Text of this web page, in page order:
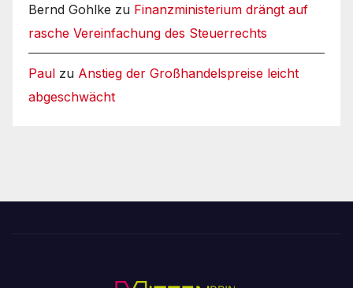
Bernd Gohlke zu Finanzministerium drängt auf
rasche Vereinfachung des Steuerrechts
Paul zu Anstieg der Großhandelspreise leicht
abgeschwächt